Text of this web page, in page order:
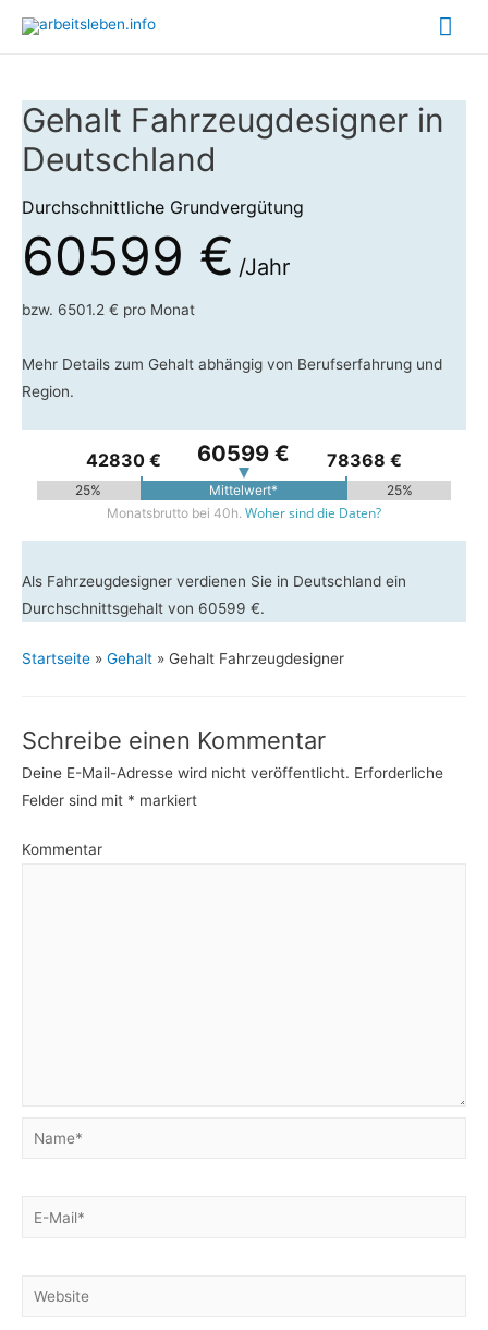
Gehalt Fahrzeugdesigner in
Deutschland
Durchschnittliche Grundvergütung
60599 € /Jahr
bzw. 6501.2 € pro Monat
Mehr Details zum Gehalt abhängig von Berufserfahrung und
Region.
42830 € 60599 € 78368 €
25% Mittelwert*
25%
Monatsbrutto bei 40h. Woher sind die Daten?
Als Fahrzeugdesigner verdienen Sie in Deutschland ein
Durchschnittsgehalt von 60599 €.
Startseite » Gehalt » Gehalt Fahrzeugdesigner
Schreibe einen Kommentar
Deine E-Mail-Adresse wird nicht veröffentlicht. Erforderliche
Felder sind mit * markiert
Kommentar
Name*
E-
Website